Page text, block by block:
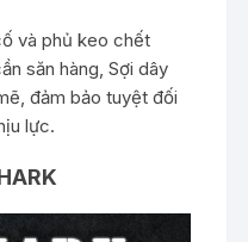
và phủ keo chết
săn hàng, Sợi dây
đảm bảo tuyệt đối
lực.